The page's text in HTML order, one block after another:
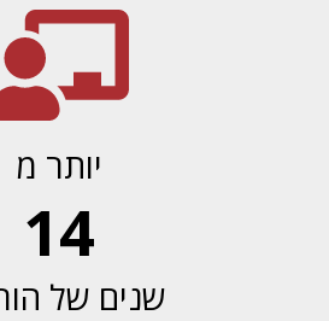
יותר מ
14
שנים של